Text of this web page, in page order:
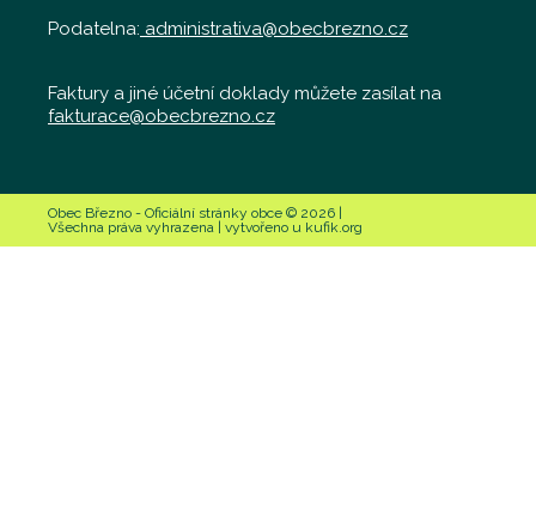
Podatelna: administrativa@obecbrezno.cz
Faktury a jiné účetní doklady můžete zasílat na
fakturace@obecbrezno.cz
Obec Březno - Oficiální stránky obce © 2026 |
Všechna práva vyhrazena | vytvořeno u kufik.org